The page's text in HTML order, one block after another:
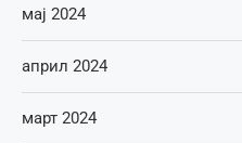
мај 2024
април 2024
март 2024